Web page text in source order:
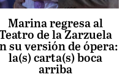
Marina regresa al
de la Zarzuela
su versión de ópera:
la(s) carta(s) boca
arriba